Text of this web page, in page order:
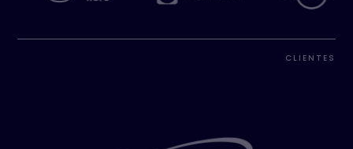
CLIENTES